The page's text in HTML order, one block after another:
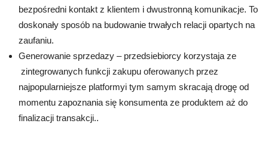
bezpośredni kontakt z klientem i dwustronną komunikacje. To
doskonały sposób na budowanie trwałych relacji opartych na
zaufaniu.
Generowanie sprzedazy – przedsiebiorcy korzystaja ze
zintegrowanych funkcji zakupu oferowanych przez
najpopularniejsze platformyi tym samym skracają drogę od
momentu zapoznania się konsumenta ze produktem aż do
finalizacji transakcji..